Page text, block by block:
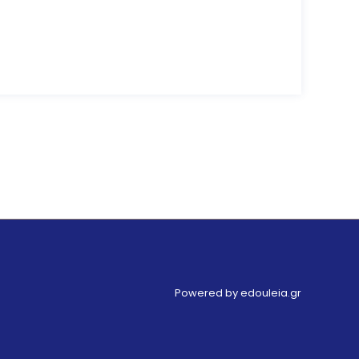
Powered by edouleia.gr